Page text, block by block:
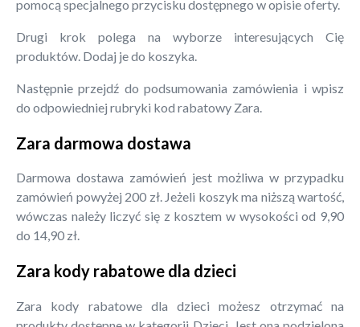
pomocą specjalnego przycisku dostępnego w opisie oferty.
Drugi krok polega na wyborze interesujących Cię
produktów. Dodaj je do koszyka.
Następnie przejdź do podsumowania zamówienia i wpisz
do odpowiedniej rubryki kod rabatowy Zara.
Zara darmowa dostawa
Darmowa dostawa zamówień jest możliwa w przypadku
zamówień powyżej 200 zł. Jeżeli koszyk ma niższą wartość,
wówczas należy liczyć się z kosztem w wysokości od 9,90
do 14,90 zł.
Zara kody rabatowe dla dzieci
Zara kody rabatowe dla dzieci możesz otrzymać na